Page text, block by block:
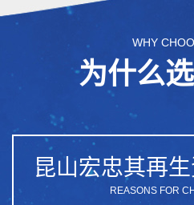
WHY
为什么
昆山宏忠其再
REASONS FOR